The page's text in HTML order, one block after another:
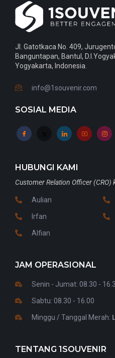
Jl. Gatotkaca No. 409,
Banguntapan, Bantul,
Yogyakarta, Indonesia.
info@1souvenir.com
SOSIAL MEDIA
HUBUNGI KAMI
Customer Relation Officer
Aulian
Irfan
Alfian
JAM OPERASIONAL
Senin - Jumat: 08.30 -
Sabtu: 08.30 - 16.00
Minggu / Tanggal Merah:
TENTANG 1SOUVENIR